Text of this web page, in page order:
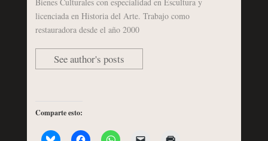
Bienes Culturales con especialidad en Escultura y
licenciada en Historia del Arte. Trabajo como
restauradora desde el año 2000
See author's posts
Comparte esto: